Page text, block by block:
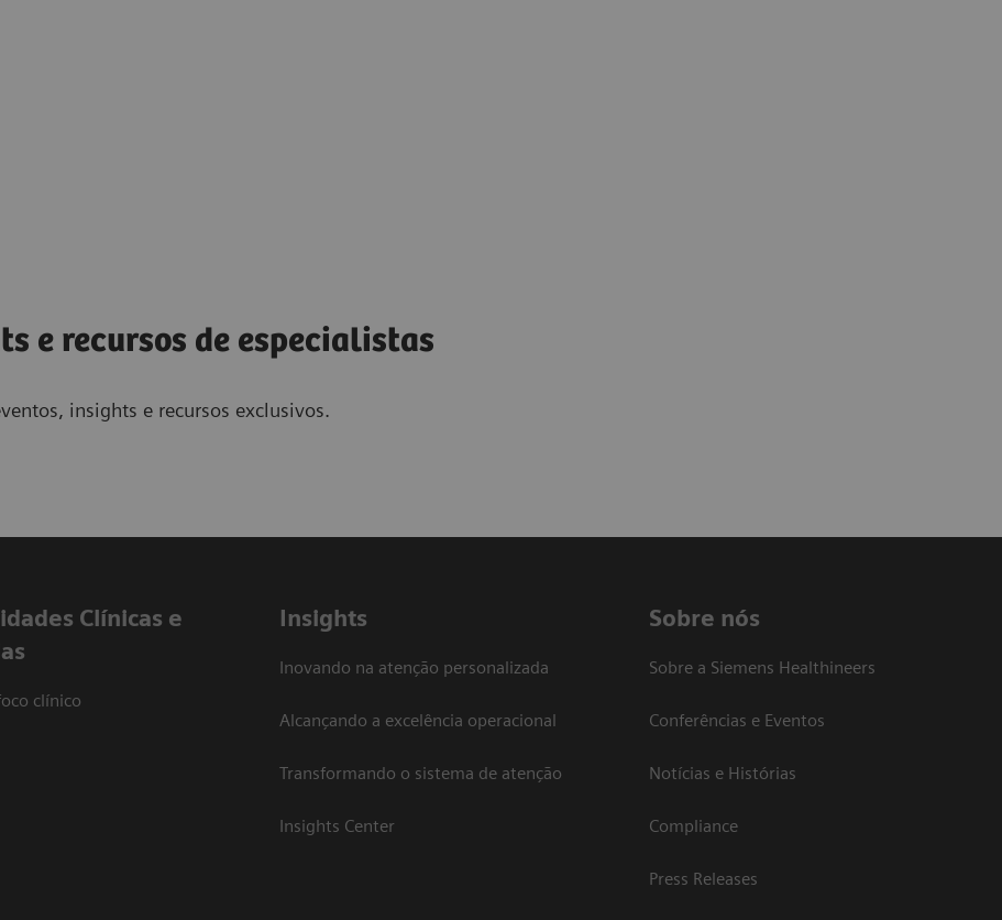
e recursos de especialistas
insights e recursos exclusivos.
Clínicas e
clínico
Insights
Inovando na atenção personalizada
Alcançando a excelência operacional
Transformando o sistema de atenção
Insights Center
Sobre nós
Sobre a Siemens Healthineers
Conferências e Eventos
Notícias e Histórias
Compliance
Press Releases